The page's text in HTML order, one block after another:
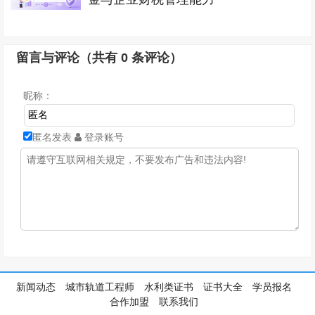
留言与评论（共有0 条评论）
昵称：
匿名发表 登录账号
新闻动态 城市轨道工程师 水利类证书 证书大全
学员报名
合作加盟
联系我们